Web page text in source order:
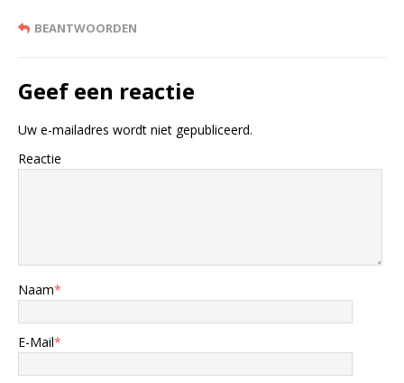
BEANTWOORDEN
Geef een reactie
Uw e-mailadres wordt niet gepubliceerd.
Reactie
Naam*
E-Mail*